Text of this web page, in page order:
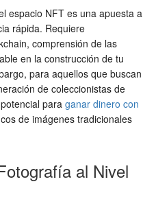
espacio NFT es una apuesta a
rápida. Requiere
comprensión de las
en la construcción de tu
para aquellos que buscan
de coleccionistas de
para ganar dinero con
de imágenes tradicionales
al Nivel